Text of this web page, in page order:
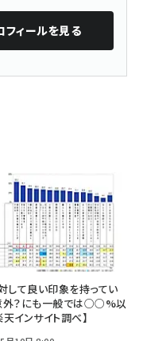
フィールを見る
して良い印象を持ってい
外？にも一般では○○%以
天インサイト調べ】